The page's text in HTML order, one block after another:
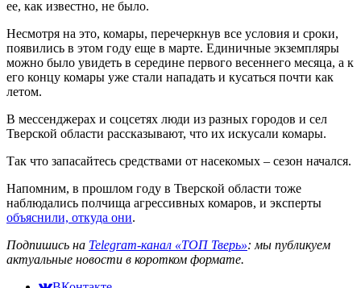
ее, как известно, не было.
Несмотря на это, комары, перечеркнув все условия и сроки,
появились в этом году еще в марте. Единичные экземпляры
можно было увидеть в середине первого весеннего месяца, а к
его концу комары уже стали нападать и кусаться почти как
летом.
В мессенджерах и соцсетях люди из разных городов и сел
Тверской области рассказывают, что их искусали комары.
Так что запасайтесь средствами от насекомых – сезон начался.
Напомним, в прошлом году в Тверской области тоже
наблюдались полчища агрессивных комаров, и эксперты
объяснили, откуда они.
Подпишись на Telegram-канал «ТОП Тверь»: мы публикуем
актуальные новости в коротком формате.